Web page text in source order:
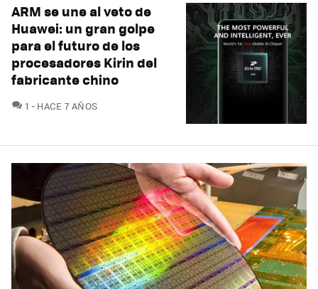
ARM se une al veto de
Huawei: un gran golpe
para el futuro de los
procesadores Kirin del
fabricante chino
1 COMENTARIOS
HACE 7 AÑOS